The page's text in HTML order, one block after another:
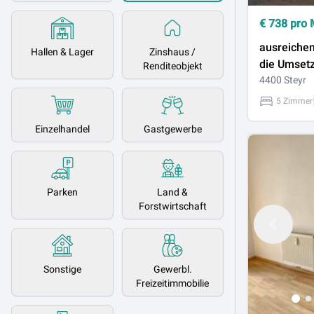
Hallen & Lager
Zinshaus /
Renditeobjekt
Einzelhandel Gastgewerbe
Parken
Land &
Forstwirtschaft
Sonstige
Gewerbl.
Freizeitimmobilie
€ 738 pro
die
Ihren
4400 Steyr
5 Zimmer